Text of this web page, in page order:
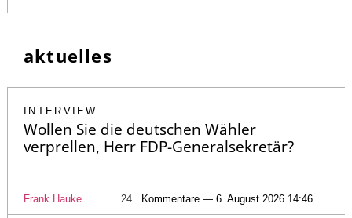
aktuelles
INTERVIEW
Wollen Sie die deutschen Wähler
verprellen, Herr FDP-Generalsekretär?
Frank Hauke 24 Kommentare — 6. August 2026 14:46